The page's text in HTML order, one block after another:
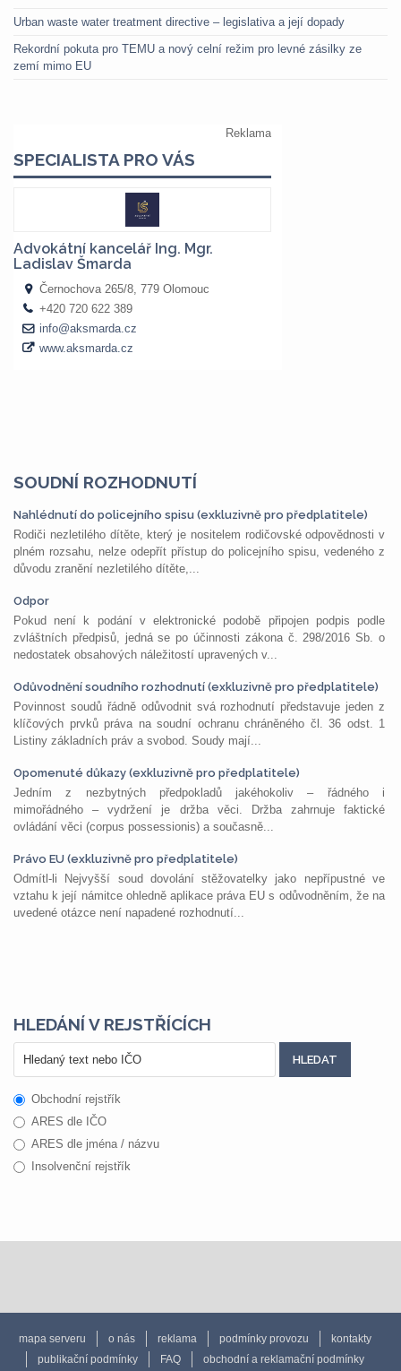
Urban waste water treatment directive – legislativa a její dopady
Rekordní pokuta pro TEMU a nový celní režim pro levné zásilky ze
zemí mimo EU
SOUDNÍ ROZHODNUTÍ
Nahlédnutí do policejního spisu (exkluzivně pro předplatitele)
Rodiči nezletilého dítěte, který je nositelem rodičovské odpovědnosti v
plném rozsahu, nelze odepřít přístup do policejního spisu, vedeného z
důvodu zranění nezletilého dítěte,...
Odpor
Pokud není k podání v elektronické podobě připojen podpis podle
zvláštních předpisů, jedná se po účinnosti zákona č. 298/2016 Sb. o
nedostatek obsahových náležitostí upravených v...
Odůvodnění soudního rozhodnutí (exkluzivně pro předplatitele)
Povinnost soudů řádně odůvodnit svá rozhodnutí představuje jeden z
klíčových prvků práva na soudní ochranu chráněného čl. 36 odst. 1
Listiny základních práv a svobod. Soudy mají...
Opomenuté důkazy (exkluzivně pro předplatitele)
Jedním z nezbytných předpokladů jakéhokoliv – řádného i
mimořádného – vydržení je držba věci. Držba zahrnuje faktické
ovládání věci (corpus possessionis) a současně...
Právo EU (exkluzivně pro předplatitele)
Odmítl-li Nejvyšší soud dovolání stěžovatelky jako nepřípustné ve
vztahu k její námitce ohledně aplikace práva EU s odůvodněním, že na
uvedené otázce není napadené rozhodnutí...
HLEDÁNÍ V REJSTŘÍCÍCH
Obchodní rejstřík
ARES dle IČO
ARES dle jména / názvu
Insolvenční rejstřík
mapa serveru o nás reklama podmínky provozu
kontakty
publikační podmínky
FAQ obchodní a reklamační podmínky